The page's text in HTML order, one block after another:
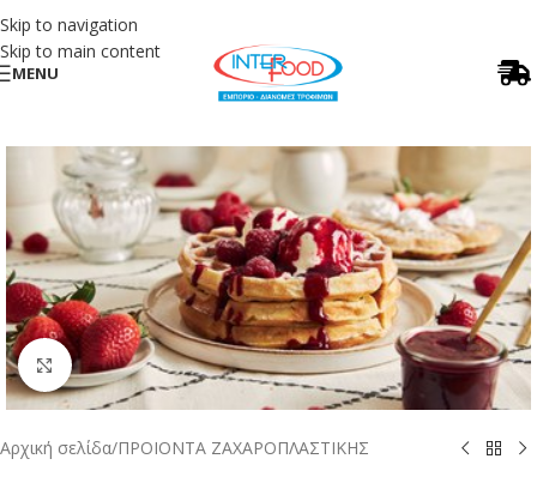
Skip to navigation
Skip to main content
MENU
Κλικ για μεγέθυνση
Αρχική σελίδα/ΠΡΟΙΟΝΤΑ ΖΑΧΑΡΟΠΛΑΣΤΙΚΗΣ